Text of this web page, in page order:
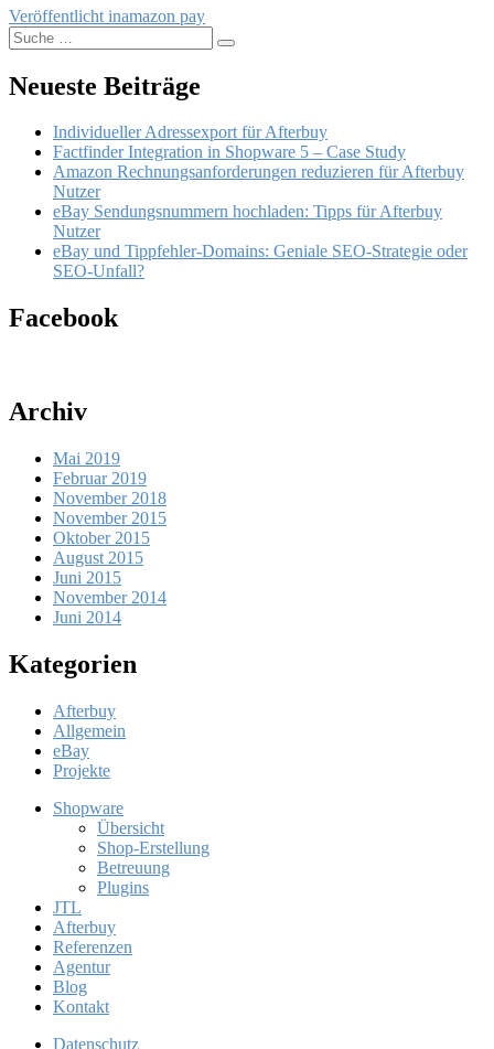
Beitragsnavigation
Veröffentlicht inamazon pay
Suche
nach:
Suchen
Neueste Beiträge
Individueller Adressexport für Afterbuy
Factfinder Integration in Shopware 5 – Case Study
Amazon Rechnungsanforderungen reduzieren für Afterbuy
Nutzer
eBay Sendungsnummern hochladen: Tipps für Afterbuy
Nutzer
eBay und Tippfehler-Domains: Geniale SEO-Strategie oder
SEO-Unfall?
Facebook
Archiv
Mai 2019
Februar 2019
November 2018
November 2015
Oktober 2015
August 2015
Juni 2015
November 2014
Juni 2014
Kategorien
Afterbuy
Allgemein
eBay
Projekte
Shopware
Übersicht
Shop-Erstellung
Betreuung
Plugins
JTL
Afterbuy
Referenzen
Agentur
Blog
Kontakt
Datenschutz